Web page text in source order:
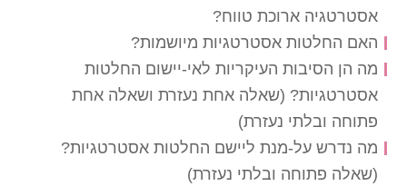
אסטרטגיה ארוכת טווח?
האם החלטות אסטרטגיות מיושמות?
מה הן הסיבות העיקריות לאי-יישום החלטות
אסטרטגיות? (שאלה אחת נעזרת ושאלה אחת
פתוחה ובלתי נעזרת)
מה נדרש על-מנת ליישם החלטות אסטרטגיות?
(שאלה פתוחה ובלתי נעזרת)